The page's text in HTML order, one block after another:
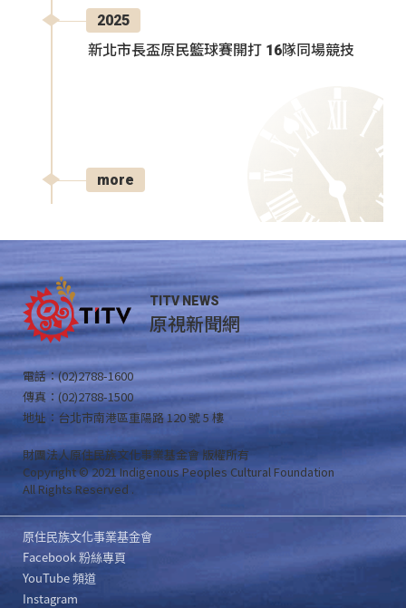
2025
新北市長盃原民籃球賽開打 16隊同場競技
more
TITV NEWS
原視新聞網
電話：(02)2788-1600
傳真：(02)2788-1500
地址：台北市南港區重陽路 120 號 5 樓
財團法人原住民族文化事業基金會 版權所有
Copyright © 2021 Indigenous Peoples Cultural Foundation
All Rights Reserved .
原住民族文化事業基金會
Facebook 粉絲專頁
YouTube 頻道
Instagram